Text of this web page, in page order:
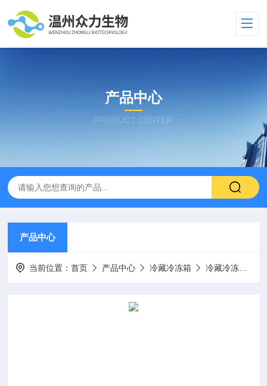
产品中心
PRODUCT CENTER
产品中心
当前位置：首页 产品中心 冷藏冷冻箱 冷藏冷冻箱